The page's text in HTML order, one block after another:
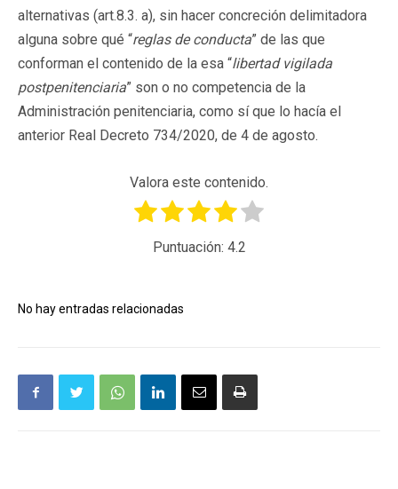
alternativas (art.8.3. a), sin hacer concreción delimitadora
alguna sobre qué “reglas de conducta” de las que
conforman el contenido de la esa “libertad vigilada
postpenitenciaria” son o no competencia de la
Administración penitenciaria, como sí que lo hacía el
anterior Real Decreto 734/2020, de 4 de agosto.
Valora este contenido.
Puntuación: 4.2
No hay entradas relacionadas